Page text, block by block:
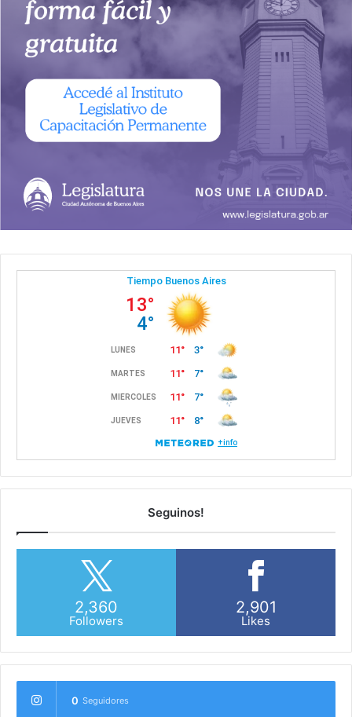
Seguinos!
2,360
Followers
2,901
Likes
0 Seguidores